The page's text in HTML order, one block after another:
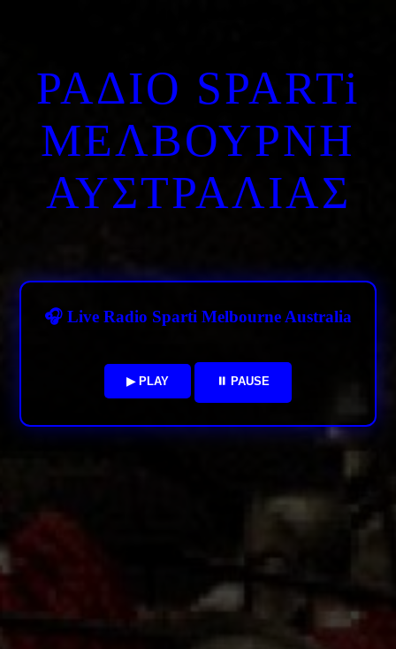
ΡΑΔΙΟ SPARTi
ΜΕΛΒΟΥΡΝΗ
ΑΥΣΤΡΑΛΙΑΣ
🎧 Live Radio Sparti Melbourne Australia
▶ PLAY ⏸ PAUSE